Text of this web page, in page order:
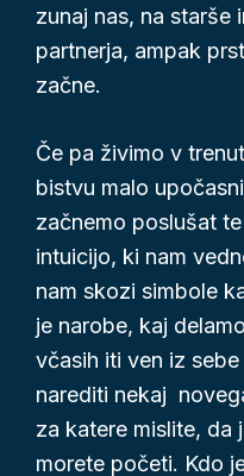
zunaj nas, na starše
partnerja, ampak
začne.
Če pa živimo v
bistvu malo
začnemo poslušat
intuicijo, ki nam
nam skozi simbole
je narobe, kaj
včasih iti ven iz
narediti nekaj
za katere mislite, da
morete početi. Kdo